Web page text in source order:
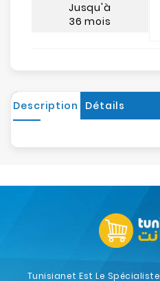
Jusqu'à
36 mois
Description Détails
Tunisianet Est Le Spécialiste